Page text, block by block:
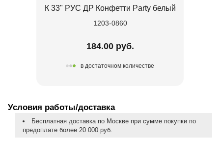
К 33" РУС ДР Конфетти Party белый
1203-0860
184.00 руб.
в достаточном количестве
Условия работы/доставка
Бесплатная доставка по Москве при сумме покупки по
предоплате более 20 000 руб.